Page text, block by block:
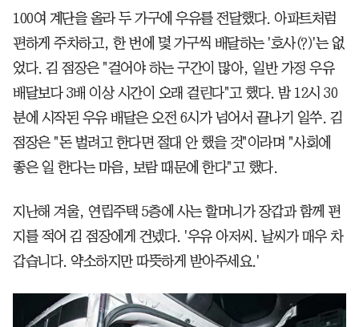
100여 계단을 올라 두 가구에 우유를 전달했다. 아파트처럼
편하게 주차하고, 한 번에 몇 가구씩 배달하는 '호사(?)'는 없
었다. 김 점장은 "걸어야 하는 구간이 많아, 일반 가정 우유
배달보다 3배 이상 시간이 오래 걸린다"고 했다. 밤 12시 30
분에 시작된 우유 배달은 오전 6시가 넘어서 끝나기 일쑤. 김
점장은 "돈 벌려고 한다면 절대 안 했을 것"이라며 "사회에
좋은 일 한다는 마음, 보람 때문에 한다"고 했다.
지난해 겨울, 연립주택 5층에 사는 할머니가 장갑과 함께 편
지를 적어 김 점장에게 건넸다. '우유 아저씨. 날씨가 매우 차
갑습니다. 약소하지만 따뜻하게 받아주세요.'